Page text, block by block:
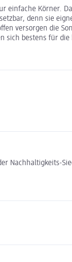
einfache Körner.
denn sie
versorgen die
sich bestens für die
Nachhaltigkeits-